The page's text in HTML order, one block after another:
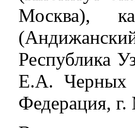
Москва),
Республика
Е.А. Черных
Федерация, г.